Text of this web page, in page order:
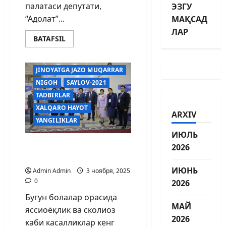
палатаси депутати,
“Адолат”...
BATAFSIL
BARCHA MAQOLALAR
JINOYATGA JAZO MUQARRAR
NIGOH
SAYLOV-2021
TADBIRLAR
XALQARO HAYOT
YANGILIKLAR
Admin Admin
3 ноября, 2025
0
Бугун болалар орасида
яссиоёқлик ва сколиоз
каби касалликлар кенг
ЭЗГУ
МАҚСАД
ЛАР
ARXIV
ИЮЛЬ
2026
ИЮНЬ
2026
МАЙ
2026